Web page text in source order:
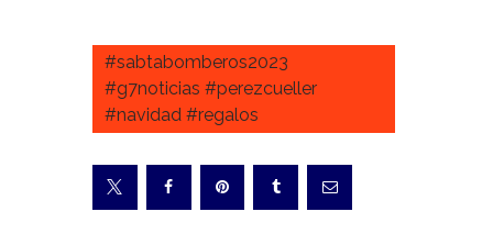
#sabtabomberos2023
#g7noticias #perezcueller
#navidad #regalos